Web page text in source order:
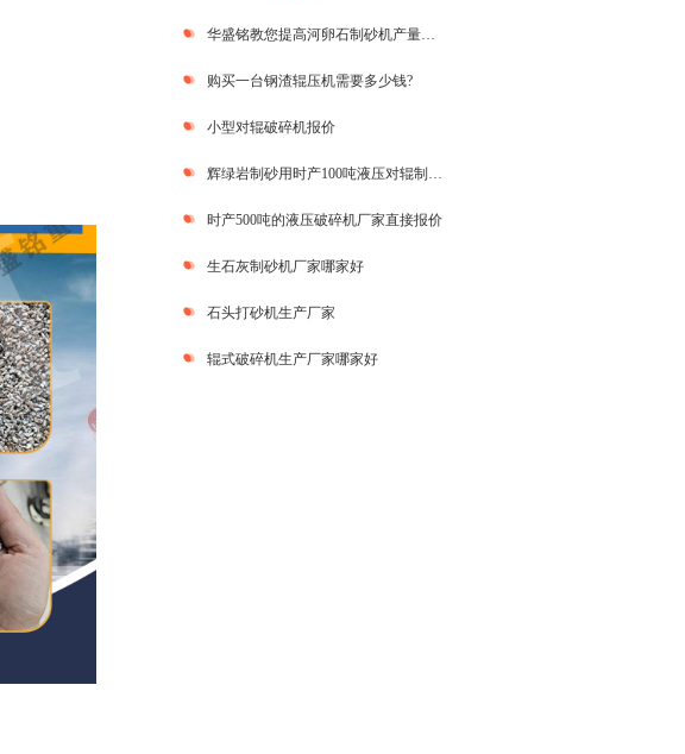
华盛铭教您提高河卵石制砂机产量三大要素
购买一台钢渣辊压机需要多少钱?
小型对辊破碎机报价
辉绿岩制砂用时产100吨液压对辊制砂机效果好吗？
时产500吨的液压破碎机厂家直接报价
生石灰制砂机厂家哪家好
石头打砂机生产厂家
辊式破碎机生产厂家哪家好